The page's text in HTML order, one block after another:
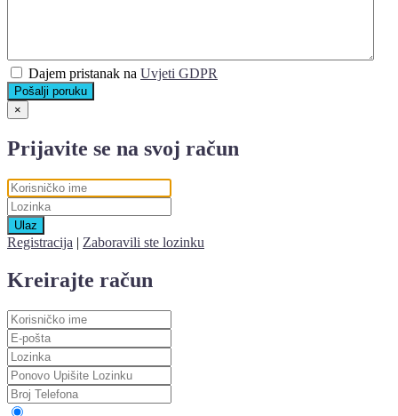
Dajem pristanak na Uvjeti GDPR
Pošalji poruku
×
Prijavite se na svoj račun
Ulaz
Registracija | Zaboravili ste lozinku
Kreirajte račun